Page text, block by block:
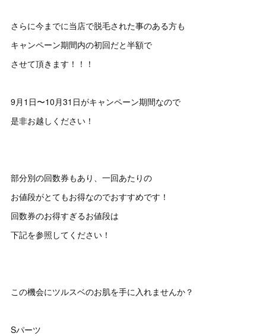
さらに今までに当店で脱毛された事のある方も
キャンペーン期間内の初回だと半額で
させて頂きます！！！
9月1日〜10月31日がキャンペーン期間なので
是非お越しください！
部分別の回数券もあり、一回あたりの
お値段がとてもお得なのでおすすめです！
回数券のお得すぎるお値段は
下記を参照してください！
この機会にツルスベのお肌を手に入れませんか？
Sパーツ